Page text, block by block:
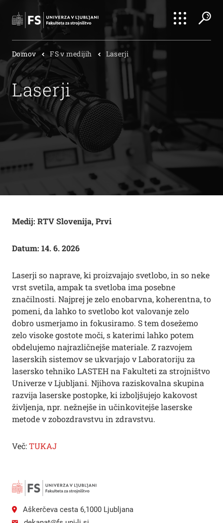
Išči
Domov FS v medijih Laserji
Laserji
Medij: RTV Slovenija, Prvi
Datum: 14. 6. 2026
Laserji so naprave, ki proizvajajo svetlobo, in so neke
vrst svetila, ampak ta svetloba ima posebne
značilnosti. Najprej je zelo enobarvna, koherentna, to
pomeni, da lahko to svetlobo kot valovanje zelo
dobro usmerjamo in fokusiramo. S tem dosežemo
zelo visoke gostote moči, s katerimi lahko potem
obdelujemo najrazličnejše materiale. Z razvojem
laserskih sistemov se ukvarjajo v Laboratoriju za
lasersko tehniko LASTEH na Fakulteti za strojništvo
Univerze v Ljubljani. Njihova raziskovalna skupina
razvija laserske postopke, ki izboljšujejo kakovost
življenja, npr. nežnejše in učinkovitejše laserske
metode v zobozdravstvu in zdravstvu.
Več:TUKAJ
Aškerčeva cesta 6,1000 Ljubljana